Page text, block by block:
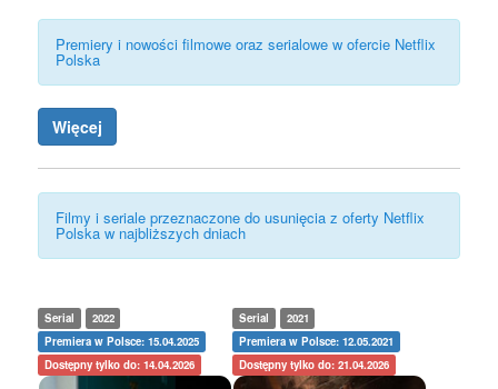
Premiery i nowości filmowe oraz serialowe w ofercie Netflix
Polska
Więcej
Filmy i seriale przeznaczone do usunięcia z oferty Netflix
Polska w najbliższych dniach
Serial
2022
Premiera w Polsce: 15.04.2025
Dostępny tylko do: 14.04.2026
Serial
2021
Premiera w Polsce: 12.05.2021
Dostępny tylko do: 21.04.2026